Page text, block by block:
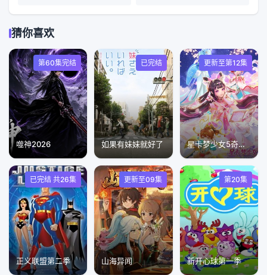
猜你喜欢
第60集完结
噬神2026
已完结
如果有妹妹就好了
更新至第12集
星卡梦少女5奇迹绽放
已完结 共26集
正义联盟第二季
更新至09集
山海异闻
第20集
新开心球第一季